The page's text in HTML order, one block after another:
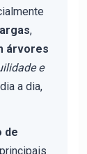
,
árvores
e
a dia,
de